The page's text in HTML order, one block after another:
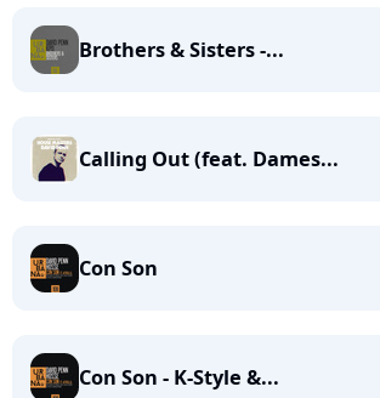
Brothers & Sisters -...
Calling Out (feat. Dames...
Con Son
Con Son - K-Style &...